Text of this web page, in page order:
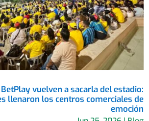
vuelven a sacarla del estadio:
llenaron los centros comerciales de
emoción